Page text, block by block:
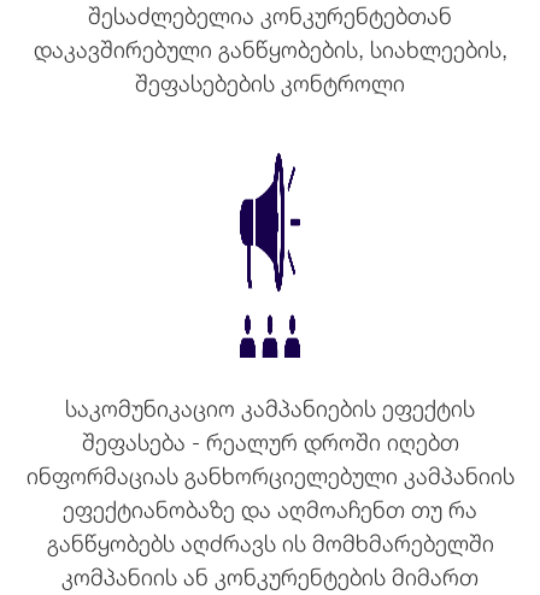
შესაძლებელია კონკურენტებთან
დაკავშირებული განწყობების, სიახლეების,
შეფასებების კონტროლი
საკომუნიკაციო კამპანიების ეფექტის
შეფასება - რეალურ დროში იღებთ
ინფორმაციას განხორციელებული კამპანიის
ეფექტიანობაზე და აღმოაჩენთ თუ რა
განწყობებს აღძრავს ის მომხმარებელში
კომპანიის ან კონკურენტების მიმართ